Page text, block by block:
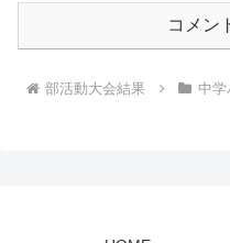
コメン
部活動大会結果 中学